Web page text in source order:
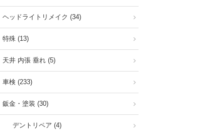
ヘッドライトリメイク (34)
特殊 (13)
天井 内張 垂れ (5)
車検 (233)
鈑金・塗装 (30)
デントリペア (4)